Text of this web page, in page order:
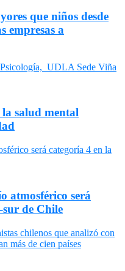
que niños desde
empresas a
salud mental
atmosférico será
sur de Chile